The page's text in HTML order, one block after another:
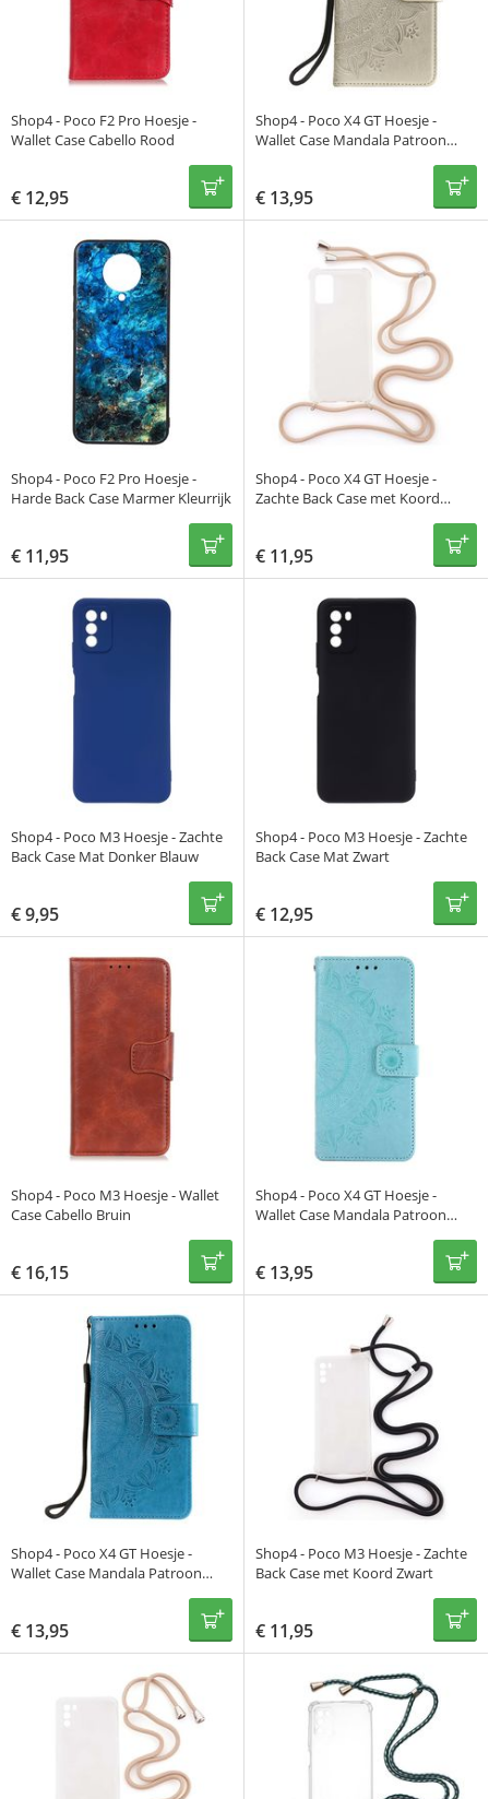
Shop4 - Poco F2 Pro Hoesje -
Wallet Case Cabello Rood
€ 12,95
Shop4 - Poco X4 GT Hoesje -
Wallet Case Mandala Patroon
€ 13,95
Shop4 - Poco F2 Pro Hoesje -
Harde Back Case Marmer Kleurrijk
€ 11,95
Shop4 - Poco X4 GT Hoesje -
Zachte Back Case met Koord
€ 11,95
Shop4 - Poco M3 Hoesje - Zachte
Back Case Mat Donker Blauw
€9,95
Shop4 - Poco M3 Hoesje - Zachte
Back Case Mat Zwart
€ 12,95
Shop4 - Poco M3 Hoesje - Wallet
Case Cabello Bruin
€ 16,15
Shop4 - Poco X4 GT Hoesje -
Wallet Case Mandala Patroon
€ 13,95
Shop4 - Poco X4 GT Hoesje -
Wallet Case Mandala Patroon
€ 13,95
Shop4 - Poco M3 Hoesje - Zachte
Back Case met Koord Zwart
€ 11,95